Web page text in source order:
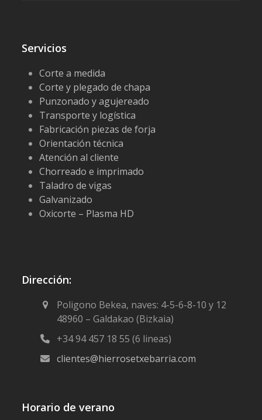
Servicios
Corte a medida
Corte y plegado de chapa
Punzonado y agujereado
Transporte y logística
Fabricación piezas de forja
Orientación técnica
Atención al cliente
Chorreado e imprimado
Taladro de vigas
Galvanizado
Oxicorte – Plasma HD
Dirección:
Poligono Bekea, naves: 4-5-6-8-10 y 12
48960 – Galdakao (Bizkaia)
+34 94 457 18 55 (6 lineas)
clientes@hierrosetxebarria.com
Horario de verano